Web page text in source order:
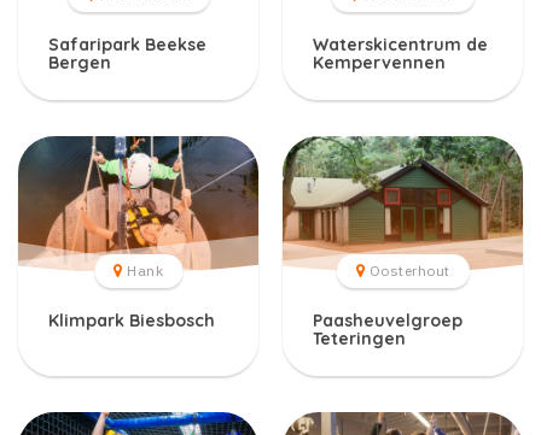
Safaripark Beekse
Bergen
Waterskicentrum de
Kempervennen
Hank
Klimpark Biesbosch
Oosterhout
Paasheuvelgroep
Teteringen